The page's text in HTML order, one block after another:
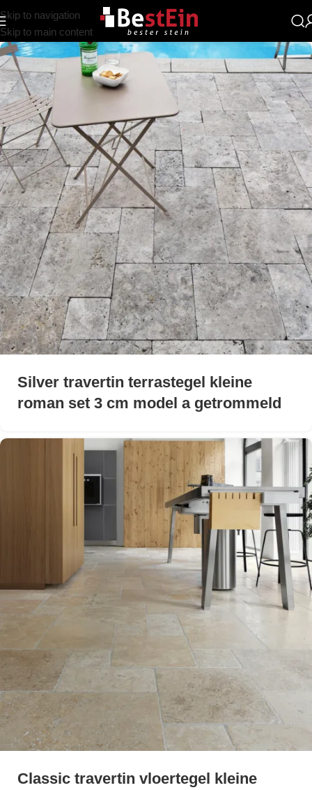
Skip to navigation
Skip to main content
Silver travertin terrastegel kleine
roman set 3 cm model a getrommeld
Classic travertin vloertegel kleine